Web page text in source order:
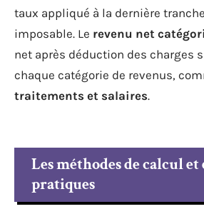
taux appliqué à la dernière
imposable. Le revenu net
net après déduction des charges
chaque catégorie de revenus,
traitements et salaires.
Les méthodes de calcul et
pratiques